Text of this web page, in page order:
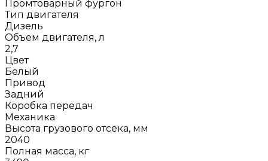
Промтоварный фургон
Тип двигателя
Дизель
Объем двигателя, л
2,7
Цвет
Белый
Привод
Задний
Коробка передач
Механика
Высота грузового отсека, мм
2040
Полная масса, кг